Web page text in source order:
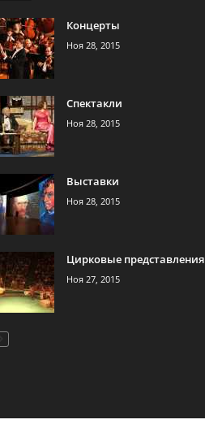
Концерты
Ноя 28, 2015
Спектакли
Ноя 28, 2015
Выставки
Ноя 28, 2015
Цирковые представления
Ноя 27, 2015